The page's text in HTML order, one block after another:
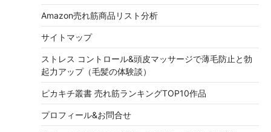
Amazon売れ筋商品リスト分析
サイトマップ
ストレス コントロール&頭皮マッサージで薄毛防止と勃
起力アップ（毛髪の体験談）
ピカキチ叢書 売れ筋ランキングTOP10作品
プロフィール&お問合せ